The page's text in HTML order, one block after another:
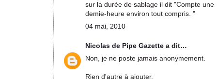
sur la durée de sablage il dit "Compte une
demie-heure environ tout compris. "
04 mai, 2010
Nicolas de Pipe Gazette a dit…
Non, je ne poste jamais anonymement.
Rien d'autre à ajouter.